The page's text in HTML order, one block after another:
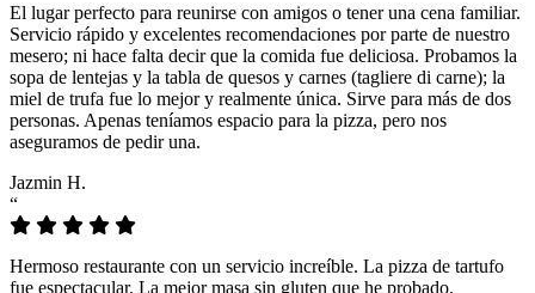
El lugar perfecto para reunirse con amigos o tener una cena familiar.
Servicio rápido y excelentes recomendaciones por parte de nuestro
mesero; ni hace falta decir que la comida fue deliciosa. Probamos la
sopa de lentejas y la tabla de quesos y carnes (tagliere di carne); la
miel de trufa fue lo mejor y realmente única. Sirve para más de dos
personas. Apenas teníamos espacio para la pizza, pero nos
aseguramos de pedir una.
Jazmin H.
“
Hermoso restaurante con un servicio increíble. La pizza de tartufo
fue espectacular. La mejor masa sin gluten que he probado.